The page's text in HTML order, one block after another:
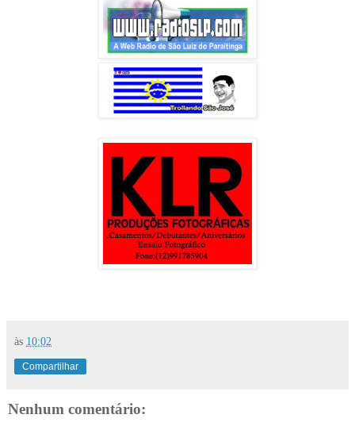
às 10:02
Compartilhar
Nenhum comentário: